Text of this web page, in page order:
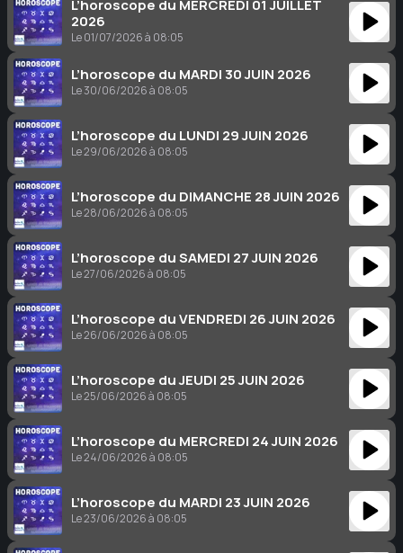
L’horoscope du MERCREDI 01 JUILLET
2026
Le 01/07/2026 à 08:05
L’horoscope du MARDI 30 JUIN 2026
Le 30/06/2026 à 08:05
L’horoscope du LUNDI 29 JUIN 2026
Le 29/06/2026 à 08:05
L’horoscope du DIMANCHE 28 JUIN 2026
Le 28/06/2026 à 08:05
L’horoscope du SAMEDI 27 JUIN 2026
Le 27/06/2026 à 08:05
L’horoscope du VENDREDI 26 JUIN 2026
Le 26/06/2026 à 08:05
L’horoscope du JEUDI 25 JUIN 2026
Le 25/06/2026 à 08:05
L’horoscope du MERCREDI 24 JUIN 2026
Le 24/06/2026 à 08:05
L’horoscope du MARDI 23 JUIN 2026
Le 23/06/2026 à 08:05